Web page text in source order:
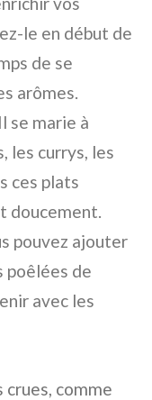
le en début de
de se
arômes.
Il se marie à
les currys, les
ces plats
doucement.
pouvez ajouter
poêlées de
avec les
comme